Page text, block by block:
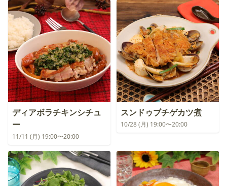
ディアボラチキンシチュ
ー
11/11 (月) 19:00〜20:00
スンドゥブチゲカツ煮
10/28 (月) 19:00〜20:00